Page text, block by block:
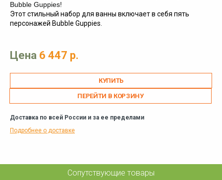
Bubble Guppies!
Этот стильный набор для ванны включает в себя пять
персонажей Bubble Guppies.
Цена 6 447 р.
ПЕРЕЙТИ В КОРЗИНУ
Доставка по всей России и за ее пределами
Подробнее о доставке
Сопутствующие товары